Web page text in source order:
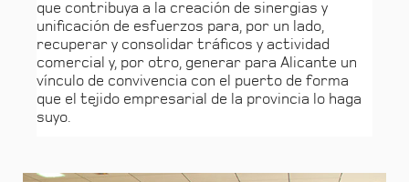
que contribuya a la creación de sinergias y
unificación de esfuerzos para, por un lado,
recuperar y consolidar tráficos y actividad
comercial y, por otro, generar para Alicante un
vínculo de convivencia con el puerto de forma
que el tejido empresarial de la provincia lo haga
suyo.